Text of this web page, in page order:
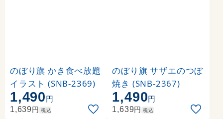
のぼり旗 かき食べ放題
イラスト (SNB-2369)
1,490円
1,639円 税込
のぼり旗 サザエのつぼ
焼き (SNB-2367)
1,490円
1,639円 税込